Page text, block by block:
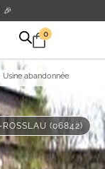
🎉
0
Usine abandonnée
ROSSLAU (06842)